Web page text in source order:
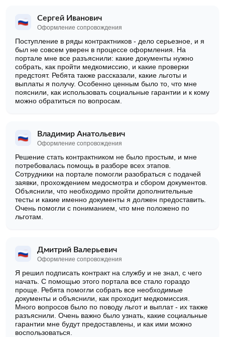
Сергей Иванович
Оформление сопровождения
Поступление в ряды контрактников - дело серьезное, и я
был не совсем уверен в процессе оформления. На
портале мне все разъяснили: какие документы нужно
собрать, как пройти медкомиссию, и какие проверки
предстоят. Ребята также рассказали, какие льготы и
выплаты я получу. Особенно ценным было то, что мне
пояснили, как использовать социальные гарантии и к кому
можно обратиться по вопросам.
Владимир Анатольевич
Оформление сопровождения
Решение стать контрактником не было простым, и мне
потребовалась помощь в разборе всех этапов.
Сотрудники на портале помогли разобраться с подачей
заявки, прохождением медосмотра и сбором документов.
Объяснили, что необходимо пройти дополнительные
тесты и какие именно документы я должен предоставить.
Очень помогли с пониманием, что мне положено по
льготам.
Дмитрий Валерьевич
Оформление сопровождения
Я решил подписать контракт на службу и не знал, с чего
начать. С помощью этого портала все стало гораздо
проще. Ребята помогли собрать все необходимые
документы и объяснили, как проходит медкомиссия.
Много вопросов было по поводу льгот и выплат - их также
разъяснили. Очень важно было узнать, какие социальные
гарантии мне будут предоставлены, и как ими можно
воспользоваться.